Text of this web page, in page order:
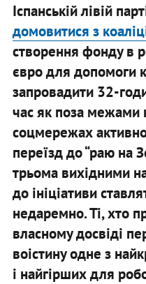
Іспанській лівій
домовитися з
створення фонду в
євро для допомоги
запровадити 32-
час як поза межами
соцмережах
переїзд до “раю на
трьома вихідними
до ініціативи
недаремно. Ті, хто
власному досвіді
воістину одне з
і найгірших для